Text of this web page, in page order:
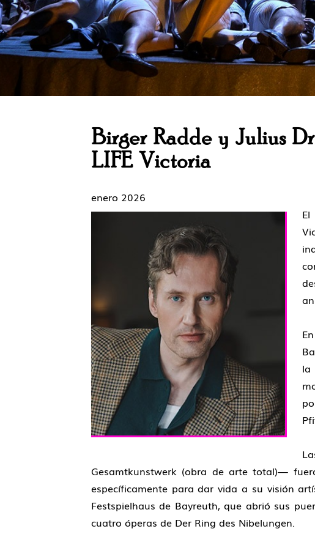
Birger Radde y Julius
LIFE Victoria
enero 2026
El
la
Gesamtkunstwerk (obra de arte total)—
específicamente para dar vida a su visión
Festspielhaus de Bayreuth, que abrió sus
cuatro óperas de Der Ring des Nibelungen.